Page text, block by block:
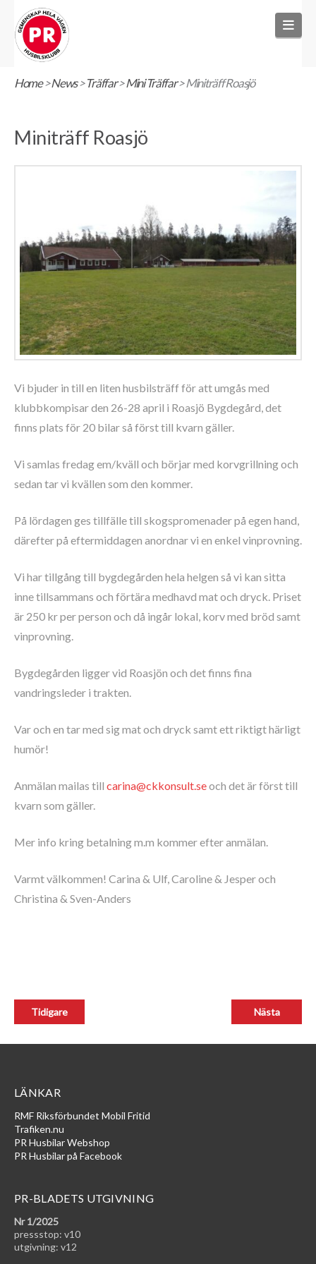
Home>News>Träffar>Mini Träffar>Miniträff Roasjö
Miniträff Roasjö
Vi bjuder in till en liten husbilsträff för att umgås med
klubbkompisar den 26-28 april i Roasjö Bygdegård, det
finns plats för 20 bilar så först till kvarn gäller.
Vi samlas fredag em/kväll och börjar med korvgrillning och
sedan tar vi kvällen som den kommer.
På lördagen ges tillfälle till skogspromenader på egen hand,
därefter på eftermiddagen anordnar vi en enkel vinprovning.
Vi har tillgång till bygdegården hela helgen så vi kan sitta
inne tillsammans och förtära medhavd mat och dryck. Priset
är 250 kr per person och då ingår lokal, korv med bröd samt
vinprovning.
Bygdegården ligger vid Roasjön och det finns fina
vandringsleder i trakten.
Var och en tar med sig mat och dryck samt ett riktigt härligt
humör!
Anmälan mailas till carina@ckkonsult.seoch det är först till
kvarn som gäller.
Mer info kring betalning m.m kommer efter anmälan.
Varmt välkommen! Carina & Ulf, Caroline & Jesper och
Christina & Sven-Anders
LÄNKAR
RMF Riksförbundet Mobil Fritid
Trafiken.nu
PR Husbilar Webshop
PR Husbilar på Facebook
PR-BLADETS UTGIVNING
Nr 1/2025
pressstop: v10
utgivning: v12